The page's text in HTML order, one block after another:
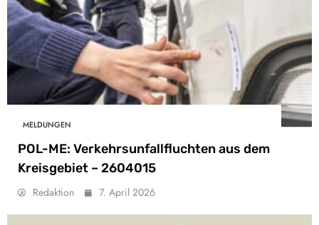
MELDUNGEN
POL-ME: Verkehrsunfallfluchten aus dem
Kreisgebiet – 2604015
Redaktion 7. April 2026